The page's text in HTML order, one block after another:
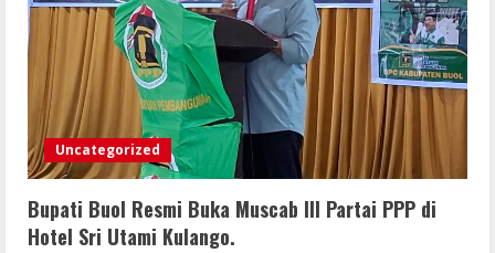
Uncategorized
Bupati Buol Resmi Buka Muscab III Partai PPP di
Hotel Sri Utami Kulango.